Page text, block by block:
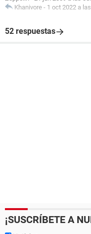
Khanivore - 1 oct 2022 a
52 respuestas
¡SUSCRÍBETE A